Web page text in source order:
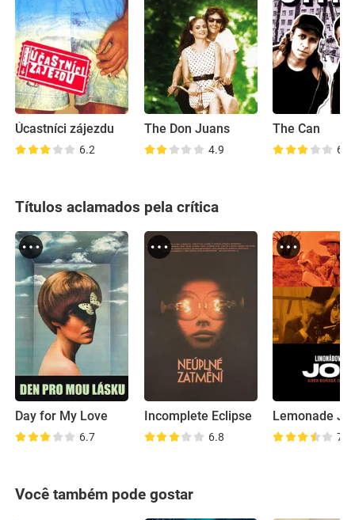
Úcastníci zájezdu
6.2
The Don Juans
4.9
The Can
6.3
Títulos aclamados pela crítica
Day for My Love
6.7
Incomplete Eclipse
6.8
Lemonade
7.4
Você também pode gostar